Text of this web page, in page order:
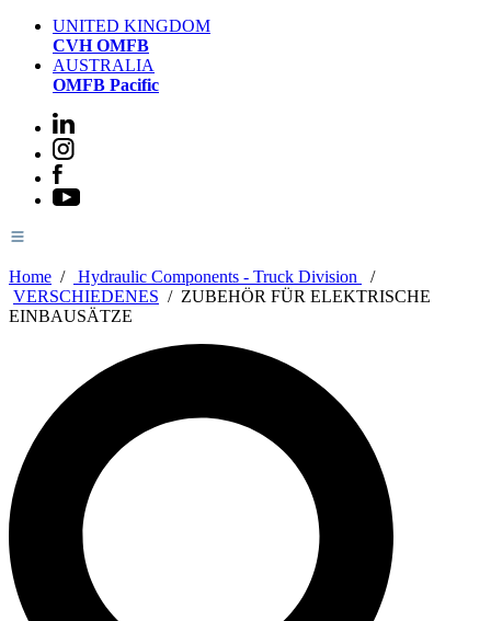
UNITED KINGDOM
CVH OMFB
AUSTRALIA
OMFB Pacific
Home / Hydraulic Components - Truck Division
/
VERSCHIEDENES / ZUBEHÖR FÜR ELEKTRISCHE
EINBAUSÄTZE